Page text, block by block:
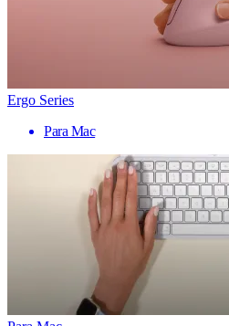
Ergo Series
Para Mac